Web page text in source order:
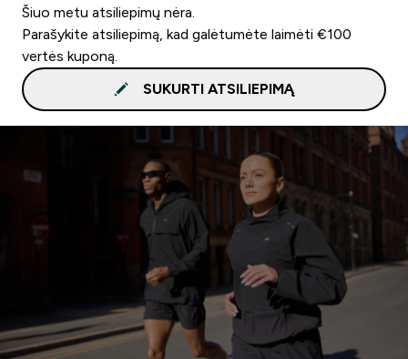
Šiuo metu atsiliepimų nėra.
Parašykite atsiliepimą, kad galėtumėte laimėti €100
vertės kuponą.
SUKURTI ATSILIEPIMĄ